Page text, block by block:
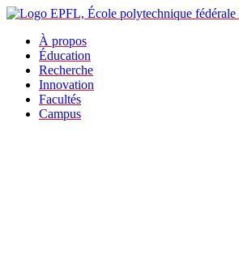
À propos
Éducation
Recherche
Innovation
Facultés
Campus